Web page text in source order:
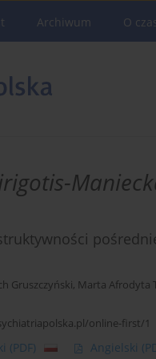
Archiwum O
Gruszczyński, Marta Afrodyta
online-first/1
(PDF) Angielski